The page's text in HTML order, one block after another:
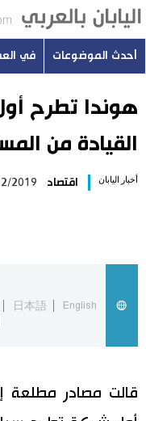
أحدث الموضوعات
اليابان في فيديو
أحدث الموضوعات في
هوندا تطرح أول
القيادة من
أخبار اليابان اقتصاد 2019
English
日本語
قالت مصادر